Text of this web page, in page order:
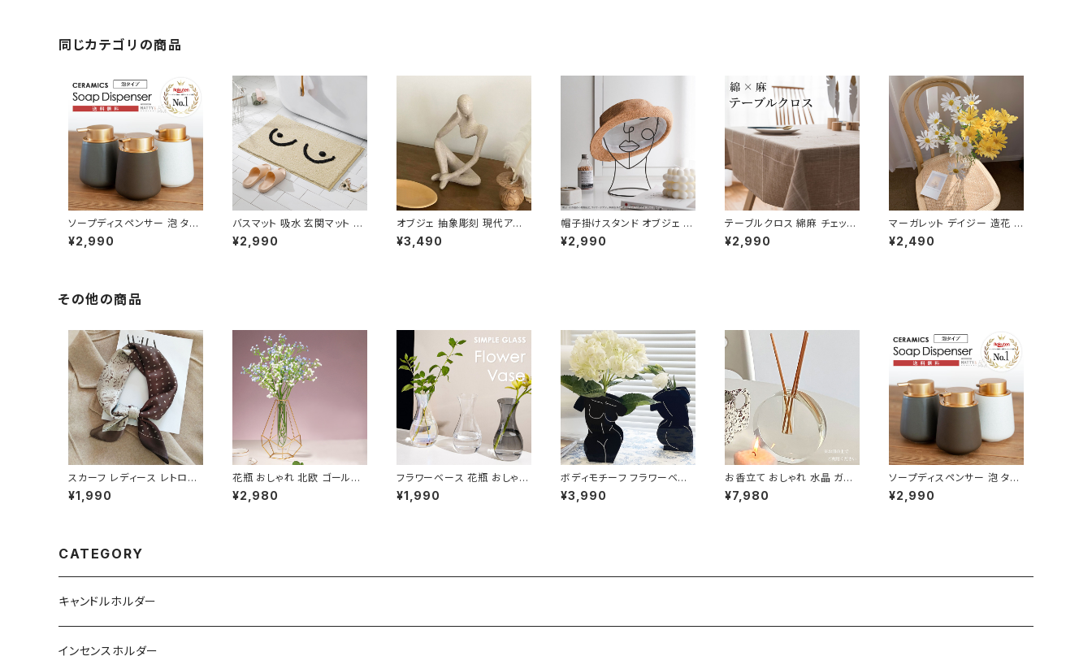
同じカテゴリの商品
ソープディスペンサー 泡 タイ
プ 陶器 おしゃれ 詰め替え容
器 SPDP001
¥2,990
バスマット 吸水 玄関マット 洗
面所 北欧 モダン 韓国風 滑止
め NTBM002
¥2,990
オブジェ 抽象彫刻 現代アート
インテリア 置物 装飾 おしゃ
れ OBJE001
¥3,490
帽子掛けスタンド オブジェ ラ
インアート アイアン フェイス
OBJE002
¥2,990
テーブルクロス 綿麻 チェック
長方形 おしゃれ 北欧 かわい
い TBCL001
¥2,990
マーガレット デイジー 造花 5
本セット インテリア FLW-DS
Y
¥2,490
その他の商品
スカーフ レディース レトロデ
ザインプリント 正方形 おしゃ
れ SCRF103
¥1,990
花瓶 おしゃれ 北欧 ゴールド
フラワーベース ガラス 一輪挿
し NTFV003
¥2,980
フラワーベース 花瓶 おしゃれ
北欧 オーロラ ガラス 高さ12c
m NTFV014
¥1,990
ボディモチーフ フラワーベー
ス 花瓶 おしゃれ アート NTF
V007
¥3,990
お香立て おしゃれ 水晶 ガラ
ス シンプル ユニーク CDST
009
¥7,980
ソープディスペンサー 泡 タイ
プ 陶器 おしゃれ 詰め替え容
器 SPDP001
¥2,990
CATEGORY
キャンドルホルダー
インセンスホルダー